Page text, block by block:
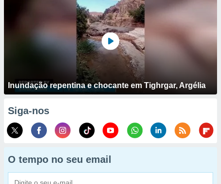
Inundação repentina e chocante em Tighrgar, Argélia
Siga-nos
O tempo no seu email